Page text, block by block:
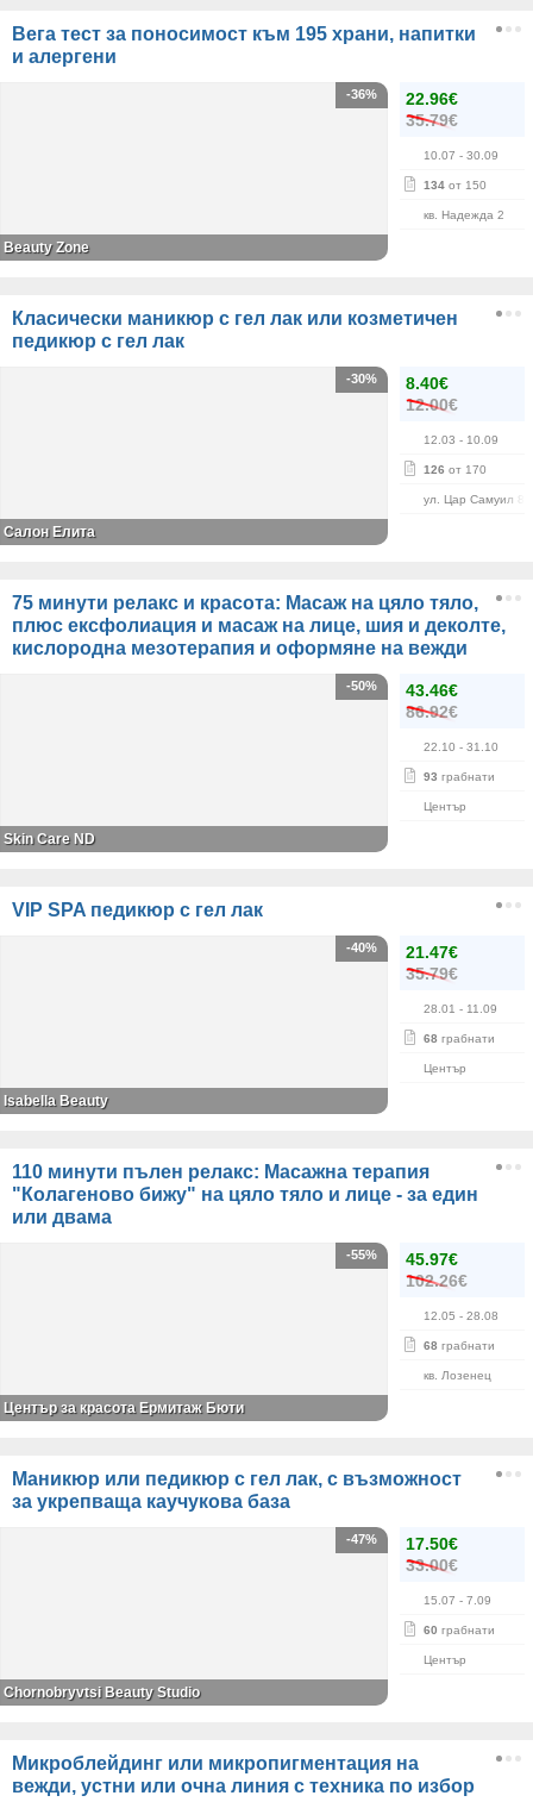
Вега тест за поносимост към 195 храни, напитки
и алергени
22.96€
35.79€
10.07 - 30.09
134 от 150
кв. Надежда 2
-36%
Beauty Zone
Класически маникюр с гел лак или козметичен
педикюр с гел лак
8.40€
12.00€
12.03 - 10.09
126 от 170
ул. Цар Самуил 84
-30%
Салон Елита
75 минути релакс и красота: Масаж на цяло тяло,
плюс ексфолиация и масаж на лице, шия и деколте,
кислородна мезотерапия и оформяне на вежди
43.46€
86.92€
22.10 - 31.10
93 грабнати
Център
-50%
Skin Care ND
VIP SPA педикюр с гел лак
21.47€
35.79€
28.01 - 11.09
68 грабнати
Център
-40%
Isabella Beauty
110 минути пълен релакс: Масажна терапия
"Колагеново бижу" на цяло тяло и лице - за един
или двама
45.97€
102.26€
12.05 - 28.08
68 грабнати
кв. Лозенец
-55%
Център за красота Ермитаж Бюти
Маникюр или педикюр с гел лак, с възможност
за укрепваща каучукова база
17.50€
33.00€
15.07 - 7.09
60 грабнати
Център
-47%
Chornobryvtsi Beauty Studio
Микроблейдинг или микропигментация на
вежди, устни или очна линия с техника по избор